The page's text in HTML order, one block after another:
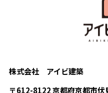
株式会社 アイビ建築
〒612-8122 京都府京都市